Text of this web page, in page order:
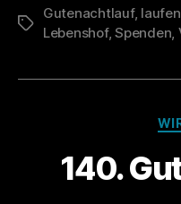
Schlagwörter
Gutenachtlauf, laufen
Lebenshof,Spenden,
140.